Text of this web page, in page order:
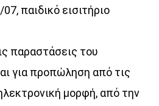
παιδικό εισιτήριο
παραστάσεις του
για προπώληση από τις
μορφή, από την